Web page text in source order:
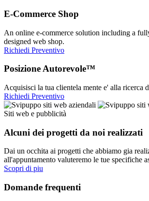
E-Commerce Shop
An online e-commerce solution including a
designed web shop.
Richiedi Preventivo
Posizione Autorevole™
Acquisisci la tua clientela mente e' alla ricerca
Richiedi Preventivo
Siti web e pubblicità
Alcuni dei progetti da noi realizzati
Dai un occhita ai progetti che abbiamo gia
all'appuntamento valuteremo le tue specifiche
Scopri di piu
Domande frequenti